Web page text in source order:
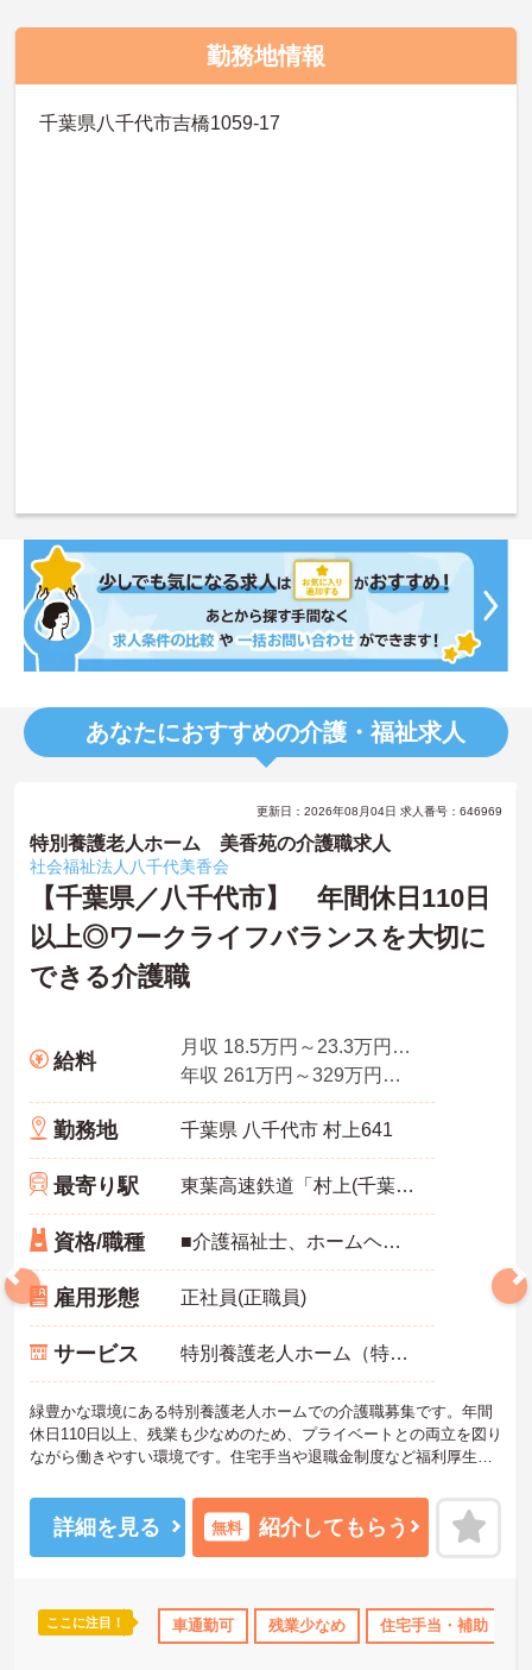
勤務地情報
千葉県八千代市吉橋1059-17
あなたにおすすめの介護・福祉求人
産休･育休･介護休暇取得実績あり 社会保険完備 退職金制度
更新日：2026年08月04日 求人番号：646969
特別養護老人ホーム 美香苑の介護職求人
社会福祉法人八千代美香会
【千葉県／八千代市】 年間休日110日
以上◎ワークライフバランスを大切に
できる介護職
給料
月収 18.5万円～23.3万円程度
年収 261万円～329万円程度
勤務地 千葉県 八千代市 村上641
最寄り駅 東葉高速鉄道「村上(千葉)駅」バス・車9分
資格/職種 ■介護福祉士、ホームヘルパー1級、実務者研修、ホームヘルパー2級、介護職員初任者研修のいずれかの資格をお持ちの方
雇用形態 正社員(正職員)
サービス 特別養護老人ホーム（特養）
緑豊かな環境にある特別養護老人ホームでの介護職募集です。年間
休日110日以上、残業も少なめのため、プライベートとの両立を図り
ながら働きやすい環境です。住宅手当や退職金制度など福利厚生も
すめの求人です。
《おすすめポイント》
★無理なく長く働きやすい勤務環境です
・住宅手当あり
★地域福祉を支える法人運営の施設です
詳細を見る 無料 紹介してもらう
ここに注目！ 車通勤可 残業少なめ 住宅手当・補助